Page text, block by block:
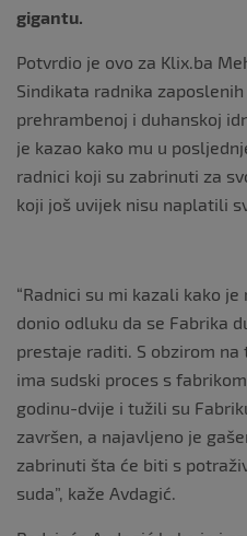
gigantu.
Potvrdio je ovo za Klix.ba
Sindikata radnika
prehrambenoj i duhanskoj
je kazao kako mu u
radnici koji su zabrinuti za
koji još uvijek nisu naplatili
“Radnici su mi kazali kako
donio odluku da se Fabrika
prestaje raditi. S obzirom
ima sudski proces s
godinu-dvije i tužili su
završen, a najavljeno je
zabrinuti šta će biti s
suda”, kaže Avdagić.